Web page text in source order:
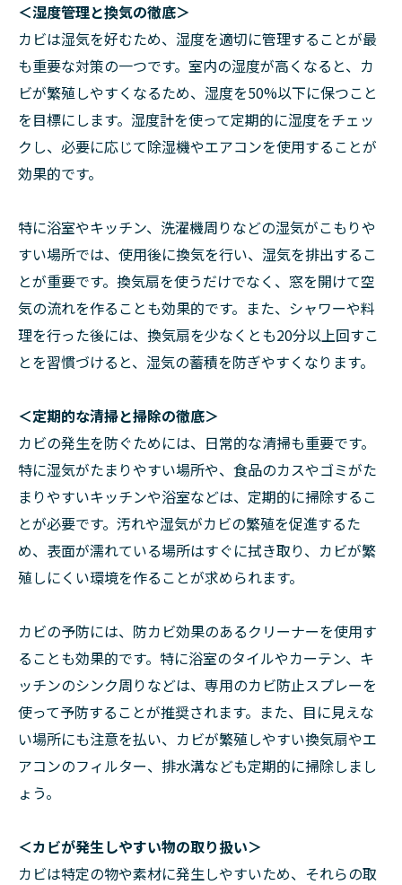
＜湿度管理と換気の徹底＞
カビは湿気を好むため、湿度を適切に管理することが最
も重要な対策の一つです。室内の湿度が高くなると、カ
ビが繁殖しやすくなるため、湿度を50%以下に保つこと
を目標にします。湿度計を使って定期的に湿度をチェッ
クし、必要に応じて除湿機やエアコンを使用することが
効果的です。
特に浴室やキッチン、洗濯機周りなどの湿気がこもりや
すい場所では、使用後に換気を行い、湿気を排出するこ
とが重要です。換気扇を使うだけでなく、窓を開けて空
気の流れを作ることも効果的です。また、シャワーや料
理を行った後には、換気扇を少なくとも20分以上回すこ
とを習慣づけると、湿気の蓄積を防ぎやすくなります。
＜定期的な清掃と掃除の徹底＞
カビの発生を防ぐためには、日常的な清掃も重要です。
特に湿気がたまりやすい場所や、食品のカスやゴミがた
まりやすいキッチンや浴室などは、定期的に掃除するこ
とが必要です。汚れや湿気がカビの繁殖を促進するた
め、表面が濡れている場所はすぐに拭き取り、カビが繁
殖しにくい環境を作ることが求められます。
カビの予防には、防カビ効果のあるクリーナーを使用す
ることも効果的です。特に浴室のタイルやカーテン、キ
ッチンのシンク周りなどは、専用のカビ防止スプレーを
使って予防することが推奨されます。また、目に見えな
い場所にも注意を払い、カビが繁殖しやすい換気扇やエ
アコンのフィルター、排水溝なども定期的に掃除しまし
ょう。
＜カビが発生しやすい物の取り扱い＞
カビは特定の物や素材に発生しやすいため、それらの取